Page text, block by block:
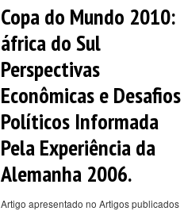
Copa do Mundo 2010:
áfrica do Sul
Perspectivas
Econômicas e Desafios
Políticos Informada
Pela Experiência da
Alemanha 2006.
Artigo apresentado no Artigos publicados